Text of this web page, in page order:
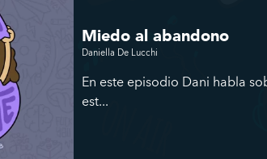
Miedo al abandono
Daniella De Lucchi
En este episodio Dani habla
est...